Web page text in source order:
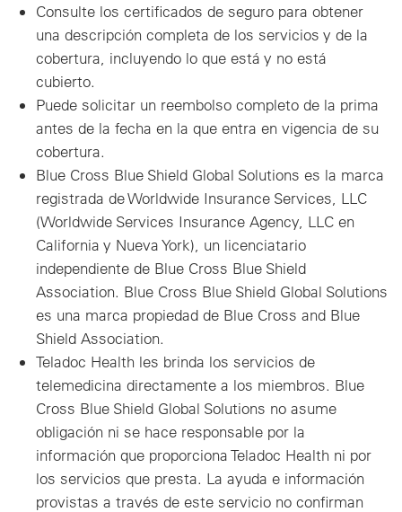
Consulte los certificados de seguro para obtener
una descripción completa de los servicios y de la
cobertura, incluyendo lo que está y no está
cubierto.
Puede solicitar un reembolso completo de la prima
antes de la fecha en la que entra en vigencia de su
cobertura.
Blue Cross Blue Shield Global Solutions es la marca
registrada de Worldwide Insurance Services, LLC
(Worldwide Services Insurance Agency, LLC en
California y Nueva York), un licenciatario
independiente de Blue Cross Blue Shield
Association. Blue Cross Blue Shield Global Solutions
es una marca propiedad de Blue Cross and Blue
Shield Association.
Teladoc Health les brinda los servicios de
telemedicina directamente a los miembros. Blue
Cross Blue Shield Global Solutions no asume
obligación ni se hace responsable por la
información que proporciona Teladoc Health ni por
los servicios que presta. La ayuda e información
provistas a través de este servicio no confirman